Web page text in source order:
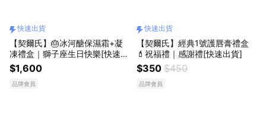
快速出貨
【契爾氏】🎂冰河醣保濕霜+凝
凍禮盒｜獅子座生日快樂[快速出
貨]
$1,600
品牌會員
快速出貨
【契爾氏】經典1號護唇膏禮盒
💄祝福禮｜感謝禮[快速出貨]
$350 $450
品牌會員